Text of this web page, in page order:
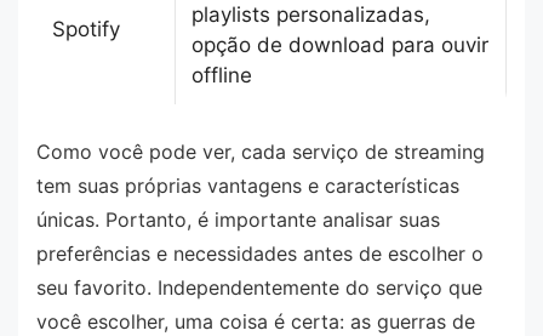
Spotify
playlists personalizadas,
opção de download para ouvir
offline
Como você pode ver, cada serviço de streaming
tem suas próprias vantagens e características
únicas. Portanto, é importante analisar suas
preferências e necessidades antes de escolher o
seu favorito. Independentemente do serviço que
você escolher, uma coisa é certa: as guerras de